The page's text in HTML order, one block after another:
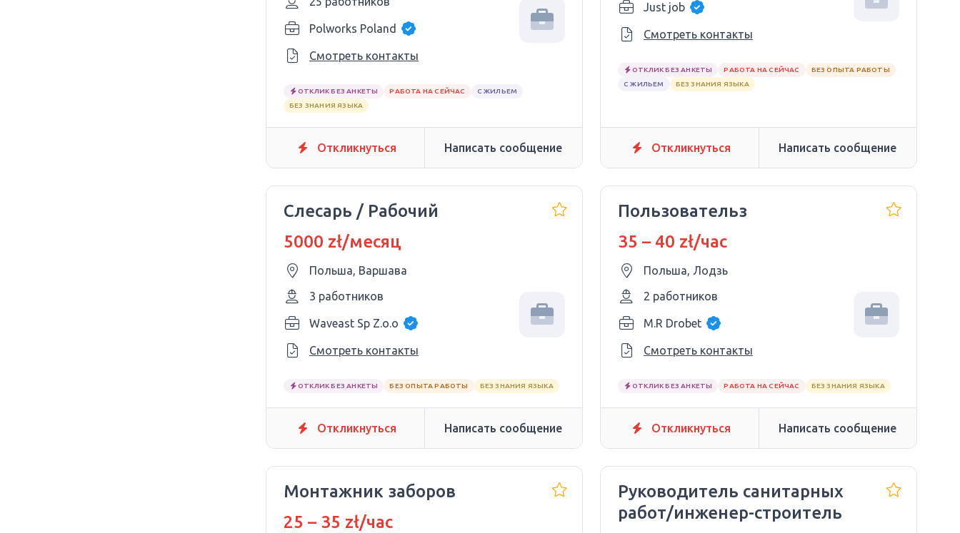
Polworks Poland
Смотреть контакты
ОТКЛИК БЕЗ АНКЕТЫ РАБОТА НА СЕЙЧАС
С ЖИЛЬЕМ
БЕЗ ЗНАНИЯ ЯЗЫКА
Откликнуться Написать сообщение
Just job
Смотреть контакты
ОТКЛИК БЕЗ АНКЕТЫ РАБОТА НА СЕЙЧАС
БЕЗ ОПЫТА РАБОТЫ
С ЖИЛЬЕМ
БЕЗ ЗНАНИЯ ЯЗЫКА
Откликнуться Написать сообщение
Слесарь / Рабочий
5000 zł/месяц
Польша, Варшава
3 работников
Waveast Sp Z.o.o
Смотреть контакты
ОТКЛИК БЕЗ АНКЕТЫ БЕЗ ОПЫТА РАБОТЫ БЕЗ ЗНАНИЯ ЯЗЫКА
Откликнуться Написать сообщение
Пользовательз
35 – 40 zł/час
Польша, Лодзь
2 работников
M.R Drobet
Смотреть контакты
ОТКЛИК БЕЗ АНКЕТЫ РАБОТА НА СЕЙЧАС БЕЗ ЗНАНИЯ ЯЗЫКА
Откликнуться Написать сообщение
Монтажник заборов
25 – 35 zł/час
Руководитель санитарных
работ/инженер-строитель